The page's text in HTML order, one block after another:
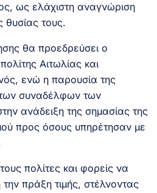
ως ελάχιστη αναγνώριση
θυσίας τους.
θα προεδρεύσει ο
Αιτωλίας και
ενώ η παρουσία της
των συναδέλφων των
ανάδειξη της σημασίας της
προς όσους υπηρέτησαν με
πολίτες και φορείς να
πράξη τιμής, στέλνοντας